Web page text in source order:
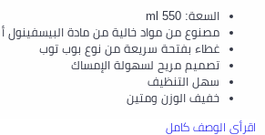
السعة: 550 ml
مصنوع من مواد خالية من مادة البيسفينول أ
غطاء بفتحة سريعة من نوع بوب توب
تصميم مريح لسهولة الإمساك
سهل التنظيف
خفيف الوزن ومتين
اقرأي الوصف كامل